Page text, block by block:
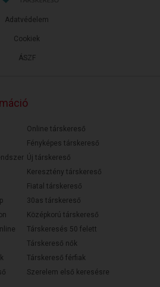
ÁSZF
Adatvédelem
Cookiek
Online társkereső
Fényképes társkereső
Új társkereső
Keresztény társkereső
Fiatal társkereső
30as társkereső
Középkorú társkereső
Társkeresés 50 felett
Társkereső nők
Társkereső férfiak
Szerelem első keresésre